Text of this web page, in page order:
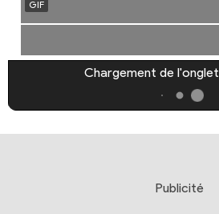
Chargement de l'onglet
Publicité